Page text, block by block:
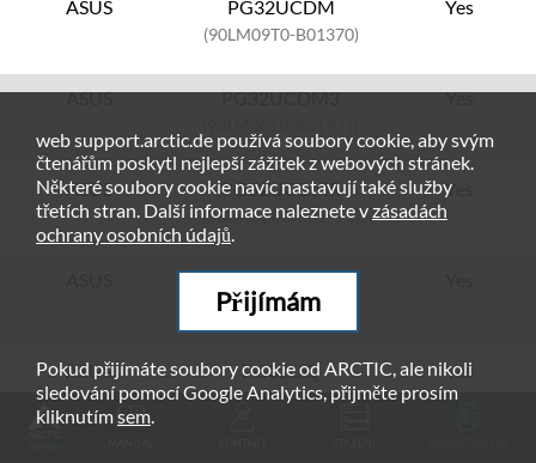
ASUS PG32UCDM
(90LM09T0-B01370)
Yes
ASUS PG32UCDM3 Yes
ASUS PG32UCDMR
(90LM0C00-B01971)
Yes
PG32UCDMZ
(90LM09T0-B01371)
ASUS PG32UQ
(90LM0770-B01170)
Yes
web support.arctic.de používá soubory cookie, aby svým
čtenářům poskytl nejlepší zážitek z webových stránek.
Některé soubory cookie navíc nastavují také služby
třetích stran. Další informace naleznete vzásadách
ochrany osobních údajů.
Přijímám
Pokud přijímáte soubory cookie od ARCTIC, ale nikoli
sledování pomocí Google Analytics, přijměte prosím
kliknutímsem.